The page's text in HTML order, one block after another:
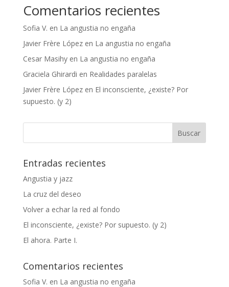
Comentarios recientes
Sofia V. en La angustia no engaña
Javier Frère Lópezen La angustia no engaña
Cesar Masihyen La angustia no engaña
Graciela Ghirardi en Realidades paralelas
Javier Frère Lópezen El inconsciente, ¿existe? Por
supuesto. (y 2)
Entradas recientes
Angustia y jazz
La cruz del deseo
Volver a echar la red al fondo
El inconsciente, ¿existe? Por supuesto. (y 2)
El ahora. Parte I.
Comentarios recientes
Sofia V. en La angustia no engaña